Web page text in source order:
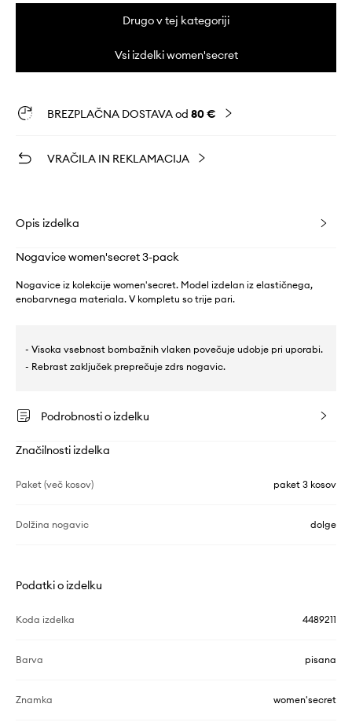
Drugo v tej kategoriji
Vsi izdelki women'secret
BREZPLAČNA DOSTAVA od 80 €
VRAČILA IN REKLAMACIJA
Opis izdelka
Nogavice women'secret 3-pack
Nogavice iz kolekcije women'secret. Model izdelan iz elastičnega,
enobarvnega materiala. V kompletu so trije pari.
- Visoka vsebnost bombažnih vlaken povečuje udobje pri uporabi.
- Rebrast zaključek preprečuje zdrs nogavic.
Podrobnosti o izdelku
Značilnosti izdelka
Paket (več kosov) paket 3 kosov
Dolžina nogavic dolge
Podatki o izdelku
Koda izdelka 4489211
Barva pisana
Znamka women'secret